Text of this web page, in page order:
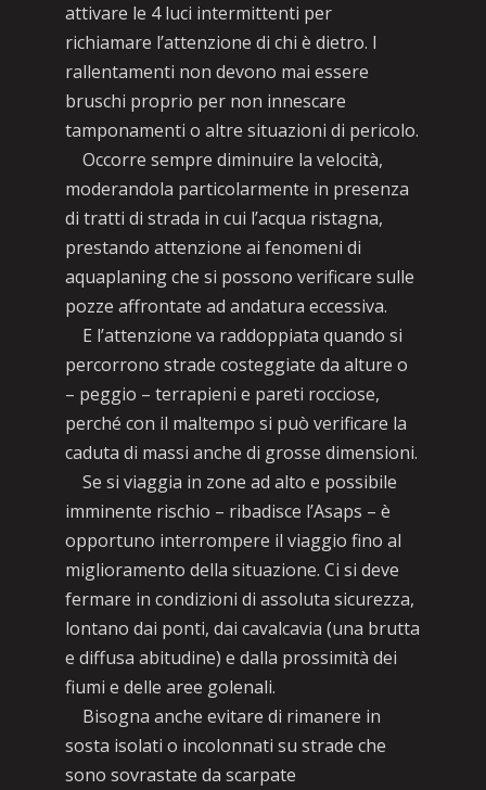
attivare le 4 luci intermittenti per
richiamare l’attenzione di chi è dietro. I
rallentamenti non devono mai essere
bruschi proprio per non innescare
tamponamenti o altre situazioni di pericolo.
Occorre sempre diminuire la velocità,
moderandola particolarmente in presenza
di tratti di strada in cui l’acqua ristagna,
prestando attenzione ai fenomeni di
aquaplaning che si possono verificare sulle
pozze affrontate ad andatura eccessiva.
E l’attenzione va raddoppiata quando si
percorrono strade costeggiate da alture o
– peggio – terrapieni e pareti rocciose,
perché con il maltempo si può verificare la
caduta di massi anche di grosse dimensioni.
Se si viaggia in zone ad alto e possibile
imminente rischio – ribadisce l’Asaps – è
opportuno interrompere il viaggio fino al
miglioramento della situazione. Ci si deve
fermare in condizioni di assoluta sicurezza,
lontano dai ponti, dai cavalcavia (una brutta
e diffusa abitudine) e dalla prossimità dei
fiumi e delle aree golenali.
Bisogna anche evitare di rimanere in
sosta isolati o incolonnati su strade che
sono sovrastate da scarpate